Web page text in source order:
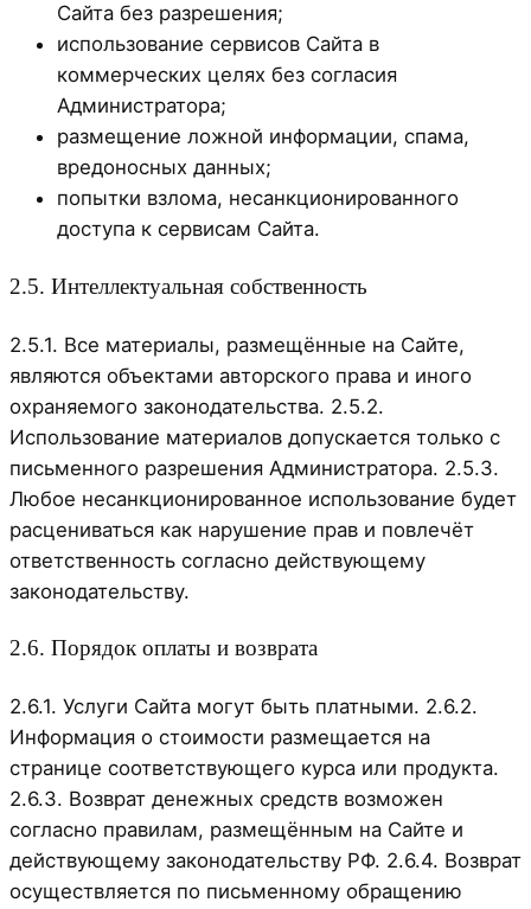
Сайта без разрешения;
использование сервисов Сайта в
коммерческих целях без согласия
Администратора;
размещение ложной информации, спама,
вредоносных данных;
попытки взлома, несанкционированного
доступа к сервисам Сайта.
2.5. Интеллектуальная собственность
2.5.1. Все материалы, размещённые на Сайте,
являются объектами авторского права и иного
охраняемого законодательства. 2.5.2.
Использование материалов допускается только с
письменного разрешения Администратора. 2.5.3.
Любое несанкционированное использование будет
расцениваться как нарушение прав и повлечёт
ответственность согласно действующему
законодательству.
2.6. Порядок оплаты и возврата
2.6.1. Услуги Сайта могут быть платными. 2.6.2.
Информация о стоимости размещается на
странице соответствующего курса или продукта.
2.6.3. Возврат денежных средств возможен
согласно правилам, размещённым на Сайте и
действующему законодательству РФ. 2.6.4. Возврат
осуществляется по письменному обращению